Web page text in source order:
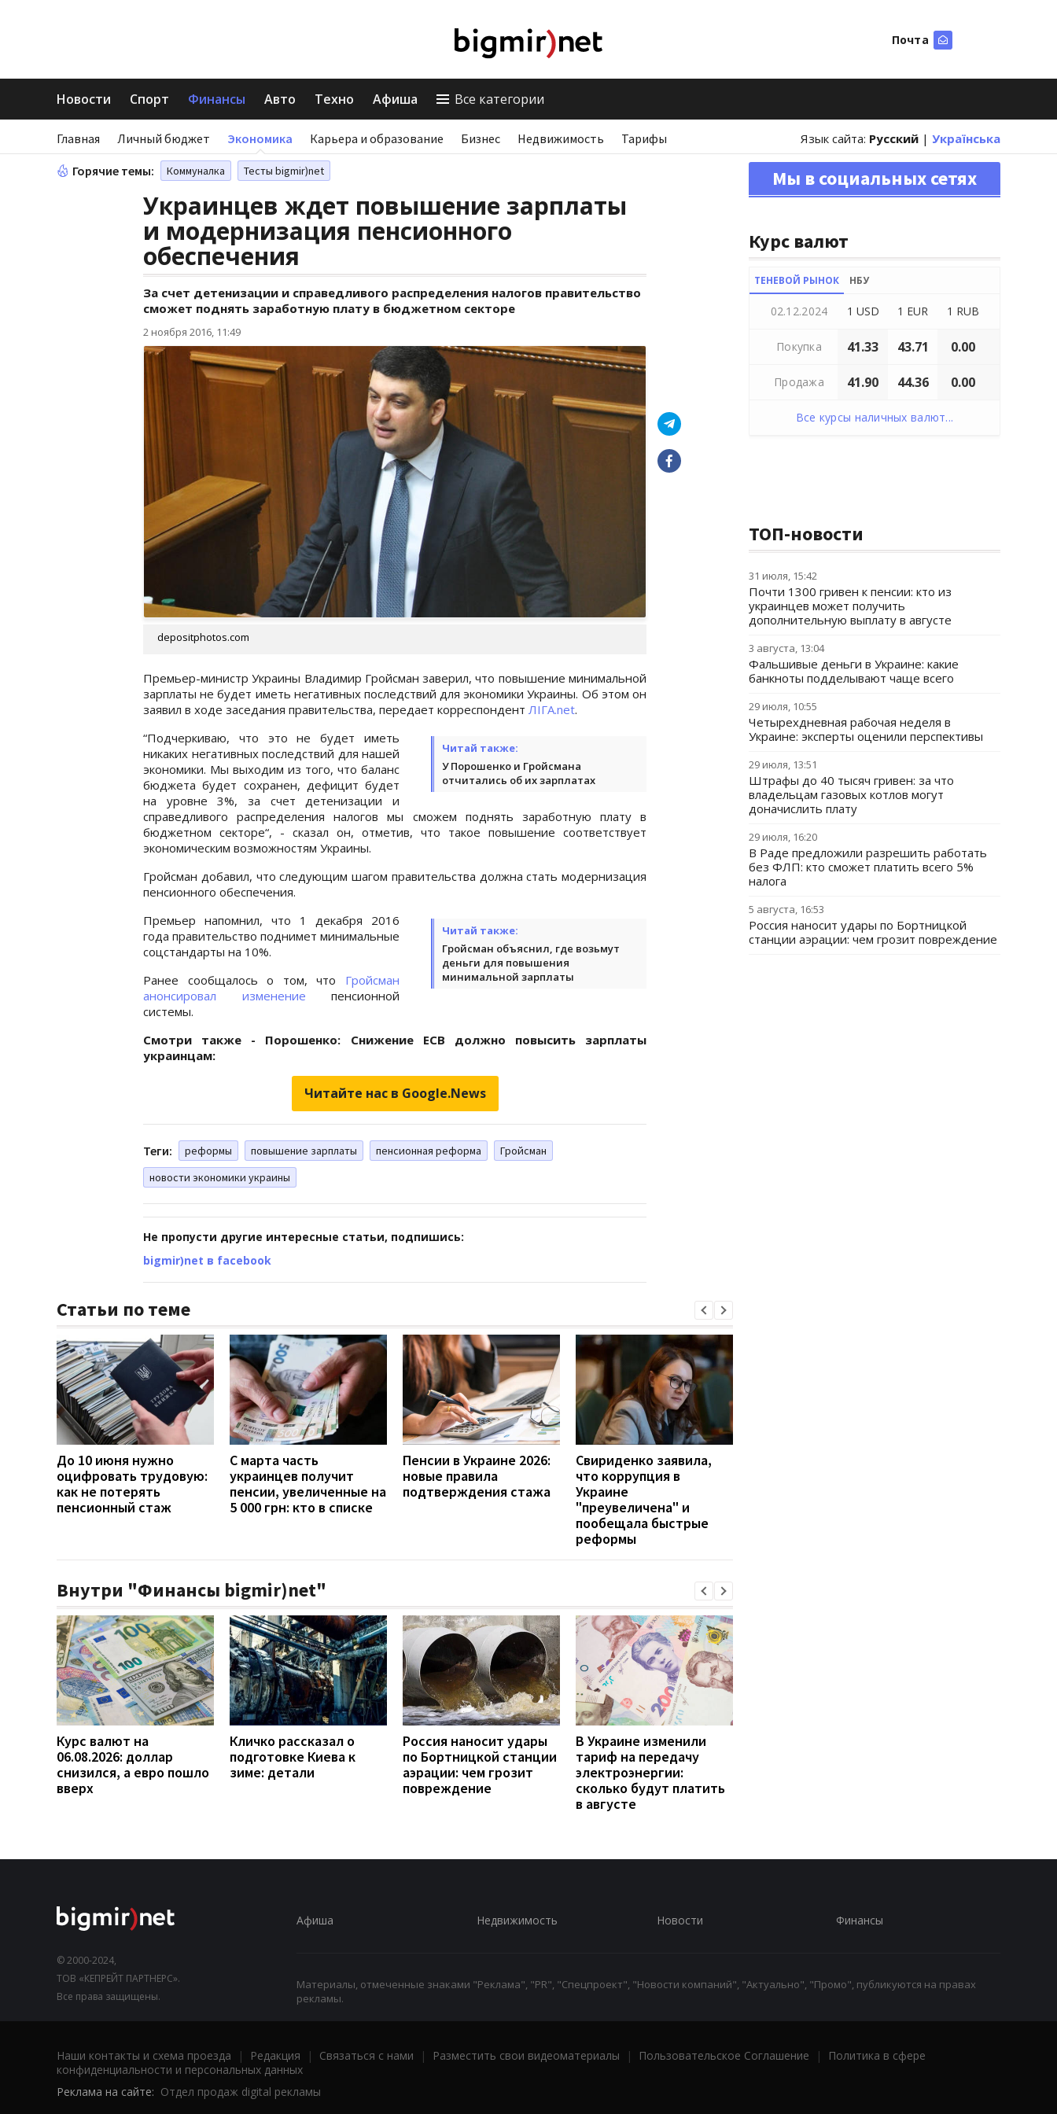
Почта
Новости Спорт Финансы Авто Техно Афиша Все категории
Главная Личный бюджет Экономика Карьера и образование Бизнес Недвижимость Тарифы Язык сайта: Русский | Українська
Горячие темы: Коммуналка Тесты bigmir)net
Украинцев ждет повышение зарплаты
и модернизация пенсионного
обеспечения
За счет детенизации и справедливого распределения налогов правительство
сможет поднять заработную плату в бюджетном секторе
2 ноября 2016, 11:49
depositphotos.com
Премьер-министр Украины Владимир Гройсман заверил, что повышение минимальной
зарплаты не будет иметь негативных последствий для экономики Украины. Об этом он
заявил в ходе заседания правительства, передает корреспондент ЛІГА.net.
Читай также:
У Порошенко и Гройсмана
отчитались об их зарплатах
“Подчеркиваю, что это не будет иметь
никаких негативных последствий для нашей
экономики. Мы выходим из того, что баланс
бюджета будет сохранен, дефицит будет
на уровне 3%, за счет детенизации и
справедливого распределения налогов мы сможем поднять заработную плату в
бюджетном секторе“, - сказал он, отметив, что такое повышение соответствует
экономическим возможностям Украины.
Гройсман добавил, что следующим шагом правительства должна стать модернизация
пенсионного обеспечения.
Читай также:
Гройсман объяснил, где возьмут
деньги для повышения
минимальной зарплаты
Премьер напомнил, что 1 декабря 2016
года правительство поднимет минимальные
соцстандарты на 10%.
Ранее сообщалось о том, что Гройсман
анонсировал изменение пенсионной
системы.
Смотри также - Порошенко: Снижение ЕСВ должно повысить зарплаты
украинцам:
Читайте нас в Google.News
Теги: реформы повышение зарплаты пенсионная реформа
Гройсман
новости экономики украины
Не пропусти другие интересные статьи, подпишись:
bigmir)net в facebook
Статьи по теме
До 10 июня нужно
оцифровать трудовую:
как не потерять
пенсионный стаж
С марта часть
украинцев получит
пенсии, увеличенные на
5 000 грн: кто в списке
Пенсии в Украине 2026:
новые правила
подтверждения стажа
Свириденко заявила,
что коррупция в
Украине
"преувеличена" и
пообещала быстрые
реформы
Внутри "Финансы bigmir)net"
Курс валют на
06.08.2026: доллар
снизился, а евро пошло
вверх
Кличко рассказал о
подготовке Киева к
зиме: детали
Россия наносит удары
по Бортницкой станции
аэрации: чем грозит
повреждение
В Украине изменили
тариф на передачу
электроэнергии:
сколько будут платить
в августе
Мы в социальных сетях
Курс валют
ТЕНЕВОЙ РЫНОК НБУ
02.12.2024 1 USD 1 EUR 1 RUB
Покупка 41.33 43.71 0.00
Продажа 41.90 44.36 0.00
Все курсы наличных валют...
ТОП-новости
31 июля, 15:42
Почти 1300 гривен к пенсии: кто из
украинцев может получить
дополнительную выплату в августе
3 августа, 13:04
Фальшивые деньги в Украине: какие
банкноты подделывают чаще всего
29 июля, 10:55
Четырехдневная рабочая неделя в
Украине: эксперты оценили перспективы
29 июля, 13:51
Штрафы до 40 тысяч гривен: за что
владельцам газовых котлов могут
доначислить плату
29 июля, 16:20
В Раде предложили разрешить работать
без ФЛП: кто сможет платить всего 5%
налога
5 августа, 16:53
Россия наносит удары по Бортницкой
станции аэрации: чем грозит повреждение
© 2000-2024,
ТОВ «КЕПРЕЙТ ПАРТНЕРС».
Все права защищены.
Афиша Недвижимость Новости Финансы
Материалы, отмеченные знаками "Реклама", "PR", "Спецпроект", "Новости компаний", "Актуально", "Промо", публикуются на правах
рекламы.
Наши контакты и схема проезда | Редакция | Связаться с нами | Разместить свои видеоматериалы | Пользовательское Соглашение |
Политика в сфере
конфиденциальности и персональных данных
Реклама на сайте: Отдел продаж digital рекламы